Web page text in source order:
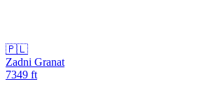
🇵🇱
Zadni Granat
7349 ft